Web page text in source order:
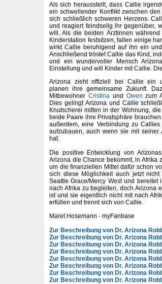
Als sich herausstellt, dass Callie
ein schwellender Konflikt zwischen
sich schließlich schweren Herzens.
und reagiert feindselig ihr gegenüber,
will. Als die beiden Ärztinnen
Kinderstation festsitzen, fallen einige
wirkt Callie beruhigend auf ihn ein
Anschließend tröstet Callie das Kind,
und ein wundervoller Mensch
Einstellung und will Kinder mit Callie.
Arizona zieht offiziell bei Callie ein
planen ihre gemeinsame Zukunft.
Mitbewohner Cristinaund Owen zum
Dies gelingt Arizona und Callie
Knutscherei mitten in der Wohnung,
beide Paare ihre Privatsphäre
außerdem, eine Verbindung zu Callies
aufzubauen, auch wenn sie mit seiner
hat.
Die positive Entwicklung von
Arizona die Chance bekommt, in Afrika
um die finanziellen Mittel dafür schon
sich diese Möglichkeit auch jetzt
Seattle Grace/Mercy West und
nach Afrika zu begleiten, doch Arizona
ist und sie eigentlich nicht mit nach
erfüllen und trennt sich von Callie.
Maret Hosemann - myFanbase
Zur Beschreibung von Dr. Arizona
Zur Beschreibung von Dr. Arizona
Zur Beschreibung von Dr. Arizona
Zur Beschreibung von Dr. Arizona
Zur Beschreibung von Dr. Arizona
Zur Beschreibung von Dr. Arizona
Zur Beschreibung von Dr. Arizona
Zur Beschreibung von Dr. Arizona